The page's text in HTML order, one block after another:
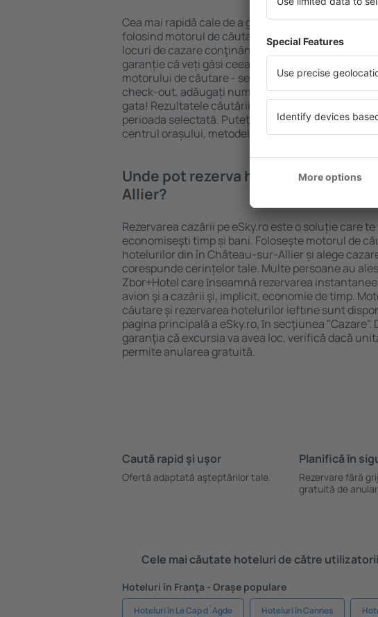
Cea mai rapidă cale de a găsi un hotel în
folosind motorul de căutare cazare eSky. Baza
locuri de cazare conţinând o gamă largă de opţiuni
garanție că veți găsi ceea ce căutați. Completați
motorului de căutare - selectați locul, alegeți data
check-out, adăugați numărul de oaspeți, numărul
gata! Rezultatele căutării vă vor arăta cazarea
perioada selectată. Puteți verifica uşor distanța
centrul orașului, metodele de plată și clasificarea
Unde pot rezerva hoteluri ȋn în
Allier?
Rezervarea cazării pe eSky.ro este o soluție care
economiseşti timp și bani. Foloseşte motorul de
hotelurilor din în Château-sur-Allier și alege
corespunde cerințelor tale. Multe persoane au
Zbor+Hotel care ȋnseamnă rezervarea
avion şi a cazării şi, implicit, economie de timp.
căutare și rezervarea hotelurilor ieftine sunt
pagina principală a eSky.ro, ȋn secţiunea "Cazare".
garanţia că excursia va avea loc, verifică dacă
permite anularea gratuită.
Caută rapid şi uşor
Ofertă adaptată aşteptărilor tale.
Planifică ȋn
Rezervare fără
gratuită de
Cele mai căutate hoteluri de către
Hoteluri în Franţa - Orașe populare
Hoteluri în Le Cap d`Agde Hoteluri în Cannes